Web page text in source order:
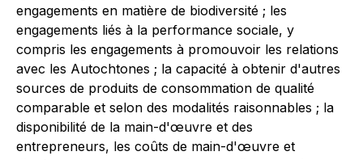
engagements en matière de biodiversité ; les
engagements liés à la performance sociale, y
compris les engagements à promouvoir les relations
avec les Autochtones ; la capacité à obtenir d'autres
sources de produits de consommation de qualité
comparable et selon des modalités raisonnables ; la
disponibilité de la main-d'œuvre et des
entrepreneurs, les coûts de main-d'œuvre et